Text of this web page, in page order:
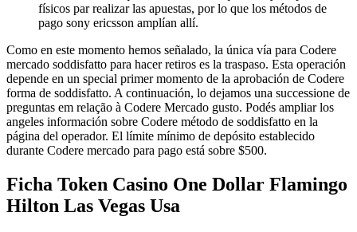
físicos par realizar las apuestas, por lo que los métodos de
pago sony ericsson amplían allí.
Como en este momento hemos señalado, la única vía para Codere
mercado soddisfatto para hacer retiros es la traspaso. Esta operación
depende en un special primer momento de la aprobación de Codere
forma de soddisfatto. A continuación, lo dejamos una successione de
preguntas em relação à Codere Mercado gusto. Podés ampliar los
angeles información sobre Codere método de soddisfatto en la
página del operador. El límite mínimo de depósito establecido
durante Codere mercado para pago está sobre $500.
Ficha Token Casino One Dollar Flamingo
Hilton Las Vegas Usa